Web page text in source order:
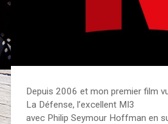
Depuis 2006 et mon premier film vu
La Défense, l’excellent MI3
avec Philip Seymour Hoffman en